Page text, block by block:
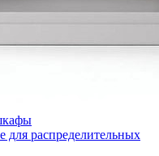
распределительных